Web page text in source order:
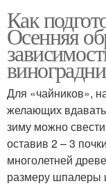
Как
Осенняя
Для «чайников»,
желающих
зиму можно
оставив 2 – 3
многолетней
размеру шпалеры